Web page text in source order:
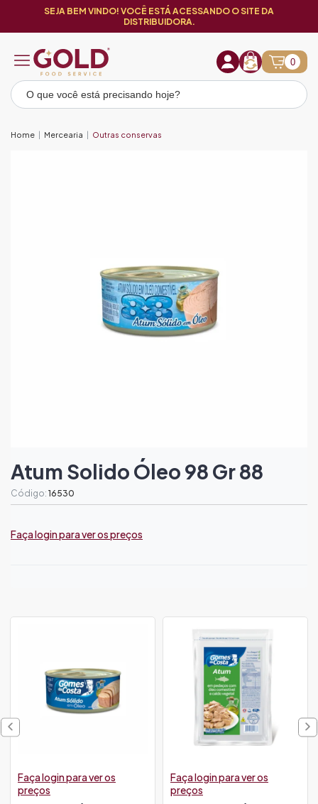
SEJA BEM VINDO! VOCÊ ESTÁ ACESSANDO O SITE DA
DISTRIBUIDORA.
0
Home Mercearia Outras conservas
Atum Solido Óleo 98 Gr 88
Código: 16530
Faça login para ver os preços
Faça login para ver os
preços
Faça login para ver os
preços